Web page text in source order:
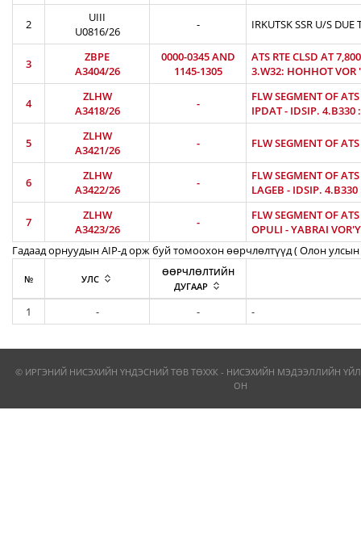
2
UIII
U0816/26
- IRKUTSK SSR U/S DUE
3
ZBPE
A3404/26
0000-0345 AND
1145-1305
ATS RTE CLSD AT
3.W32: HOHHOT VOR
4
ZLHW
A3418/26
-
FLW SEGMENT OF
IPDAT - IDSIP. 4.B330
5
ZLHW
A3421/26
- FLW SEGMENT OF
6
ZLHW
A3422/26
-
FLW SEGMENT OF
LAGEB - IDSIP.
7
ZLHW
A3423/26
-
FLW SEGMENT OF
OPULI - YABRAI
Гадаад орнуудын AIP-д орж буй томоохон өөрчлөлтүүд ( Олон улсын
№ УЛС
ӨӨРЧЛӨЛТИЙН
ДУГААР
1 - - -
© ИРГЭНИЙ НИСЭХИЙН ҮНДЭСНИЙ ТӨВ ТӨХХК - НИСЭХИЙН МЭДЭЭЛЛИЙН
ОН